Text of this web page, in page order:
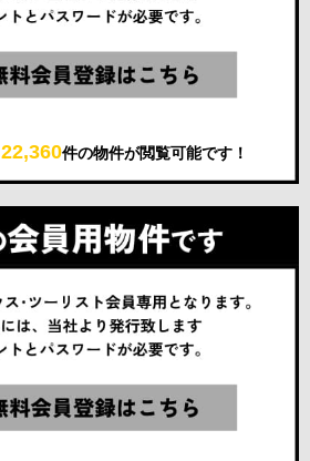
22,360件の物件が閲覧可能です！